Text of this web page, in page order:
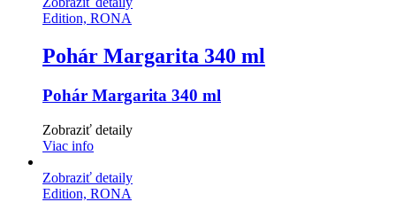
Edition, RONA
Pohár Margarita 340 ml
Pohár Margarita 340 ml
Zobraziť detaily
Viac info
Zobraziť detaily
Edition, RONA